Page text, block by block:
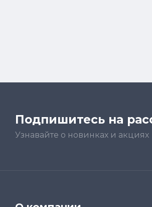
Подпишитесь на
Узнавайте о новинках и акциях